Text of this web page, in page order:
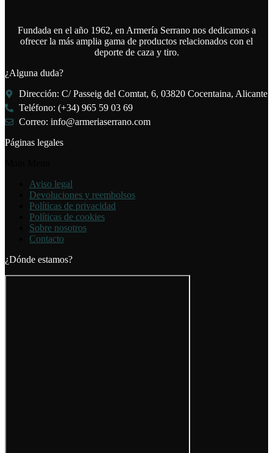
Fundada en el año 1962, en Armería Serrano nos dedicamos a
ofrecer la más amplia gama de productos relacionados con el
deporte de caza y tiro.
¿Alguna duda?
Dirección: C/ Passeig del Comtat, 6, 03820 Cocentaina, Alicante
Teléfono: (+34) 965 59 03 69
Correo: info@armeriaserrano.com
Páginas legales
Aviso legal
Devoluciones y reembolsos
Políticas de privacidad
Políticas de cookies
Sobre nosotros
Contacto
¿Dónde estamos?